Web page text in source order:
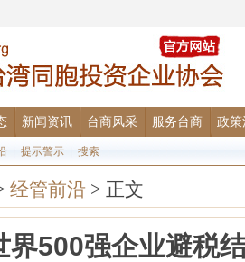
新闻资讯 台商风采 服务台商 政策
提示警示 搜索
经管前沿 > 正文
界500强企业避税